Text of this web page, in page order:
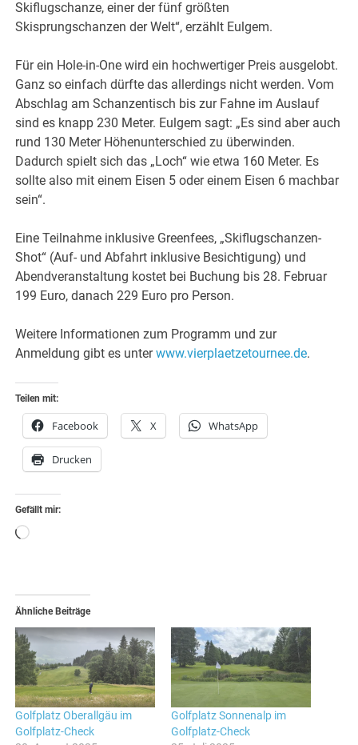
Skiflugschanze, einer der fünf größten
Skisprungschanzen der Welt“, erzählt Eulgem.
Für ein Hole-in-One wird ein hochwertiger Preis ausgelobt.
Ganz so einfach dürfte das allerdings nicht werden. Vom
Abschlag am Schanzentisch bis zur Fahne im Auslauf
sind es knapp 230 Meter. Eulgem sagt: „Es sind aber auch
rund 130 Meter Höhenunterschied zu überwinden.
Dadurch spielt sich das „Loch“ wie etwa 160 Meter. Es
sollte also mit einem Eisen 5 oder einem Eisen 6 machbar
sein“.
Eine Teilnahme inklusive Greenfees, „Skiflugschanzen-
Shot“ (Auf- und Abfahrt inklusive Besichtigung) und
Abendveranstaltung kostet bei Buchung bis 28. Februar
199 Euro, danach 229 Euro pro Person.
Weitere Informationen zum Programm und zur
Anmeldung gibt es unterwww.vierplaetzetournee.de.
Teilen mit:
Facebook X WhatsApp
Drucken
Gefällt mir:
Wird
Ähnliche Beiträge
Golfplatz Oberallgäu im
Golfplatz-Check
Golfplatz Sonnenalp im
Golfplatz-Check